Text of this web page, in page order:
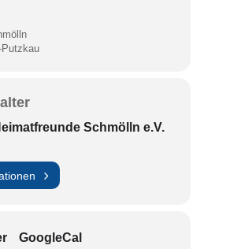
Schmölln e.V.
GoogleCal